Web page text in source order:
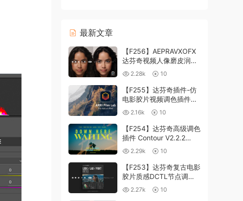
最新文章
【F256】AEPRAVXOFX
达芬奇视频人像磨皮润肤
美颜插件 Beauty Box
V6.0.3 Win
2.28k 10
【F255】达芬奇插件-仿
电影胶片视频调色插件
ARRI Film Lab 1.0.10 Win
2.16k 10
【F254】达芬奇高级调色
插件 Contour V2.2.2
WinMac 含使用教程
2.29k 10
【F253】达芬奇复古电影
胶片质感DCTL节点调色
预设 MonoNodes LOOK
LAB PRINT V4.0
2.27k 10